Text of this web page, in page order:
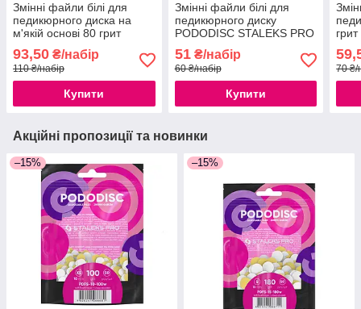
Змінні файли білі для
педикюрного диска на
м'якій основі 80 грит
STALEKS PRO PODODISC
М - 20мм (50 шт)
93,50 ₴/набір
110 ₴/набір
Купити
Змінні файли білі для
педикюрного диску
PODODISC STALEKS PRO
S 240 грит (50шт.)
51₴/набір
60 ₴/набір
Купити
шт)
70 ₴/
Акційні пропозиції та новинки
–15% –15%